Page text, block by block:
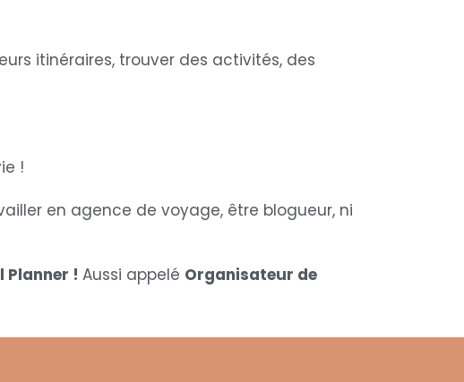
itinéraires, trouver des activités, des
!
en agence de voyage, être blogueur, ni
Planner ! Aussi appelé Organisateur de